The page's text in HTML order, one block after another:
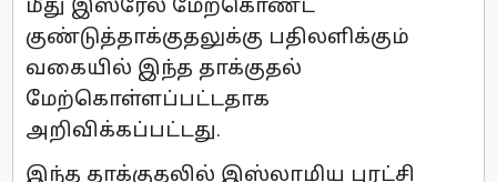
மீது இஸ்ரேல் மேற்கொண்ட
குண்டுத்தாக்குதலுக்கு பதிலளிக்கும்
வகையில் இந்த தாக்குதல்
மேற்கொள்ளப்பட்டதாக
அறிவிக்கப்பட்டது.
இந்த தாக்குதலில் இஸ்லாமிய புரட்சி